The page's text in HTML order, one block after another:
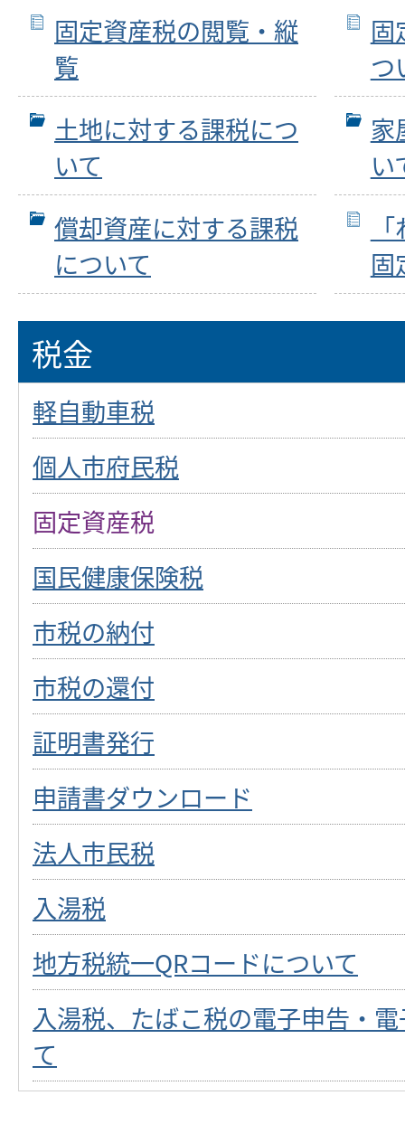
固定資産税の閲覧・縦
覧
固
つ
土地に対する課税につ
いて
家
い
償却資産に対する課税
について
固
税金
軽自動車税
個人市府民税
固定資産税
国民健康保険税
市税の納付
市税の還付
証明書発行
申請書ダウンロード
法人市民税
入湯税
地方税統一QRコードについて
入湯税、たばこ税の電子申告・
て